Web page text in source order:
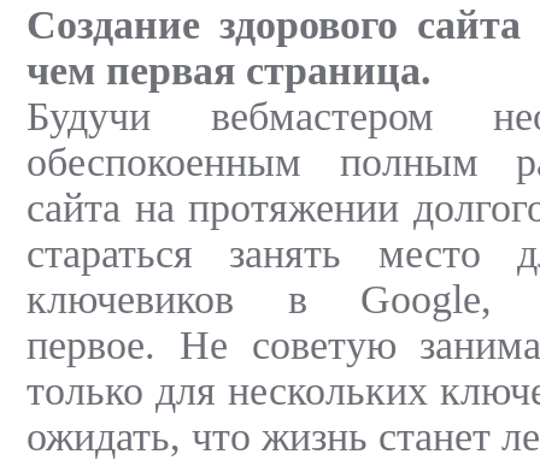
Создание здорового
чем первая страница.
Будучи вебмастером
обеспокоенным полным
сайта на протяжении
стараться занять место
ключевиков в Google,
первое. Не советую
только для нескольких
ожидать, что жизнь станет